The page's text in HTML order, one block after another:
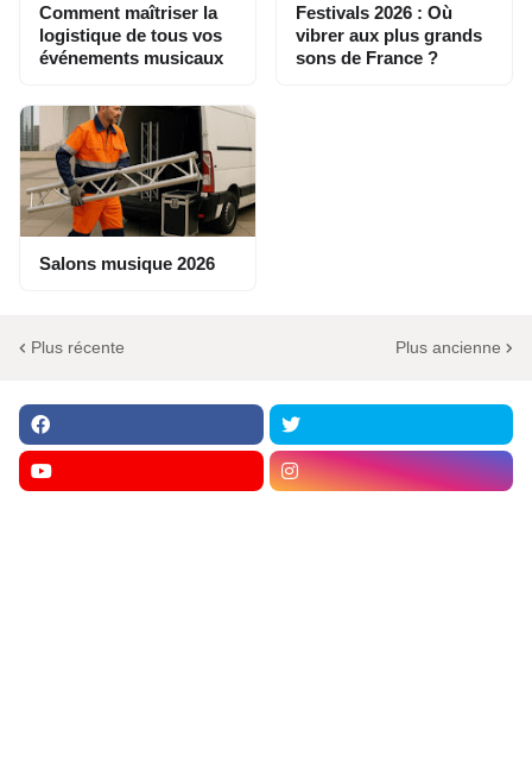
Comment maîtriser la
logistique de tous vos
événements musicaux
Festivals 2026 : Où
vibrer aux plus grands
sons de France ?
Salons musique 2026
Plus récente Plus ancienne